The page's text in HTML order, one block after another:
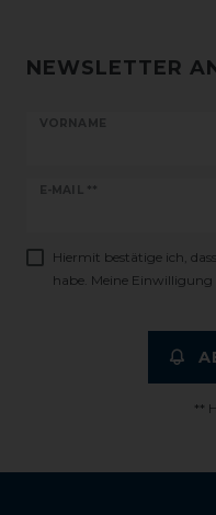
NEWSLETTER
VORNAME
E-MAIL **
Newsletter
Hiermit bestätige ich,
habe. Meine
**